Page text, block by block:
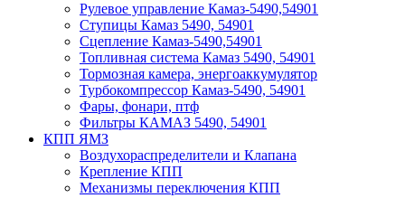
Рулевое управление Камаз-5490,54901
Ступицы Камаз 5490, 54901
Сцепление Камаз-5490,54901
Топливная система Камаз 5490, 54901
Тормозная камера, энергоаккумулятор
Турбокомпрессор Камаз-5490, 54901
Фары, фонари, птф
Фильтры КАМАЗ 5490, 54901
КПП ЯМЗ
Воздухораспределители и Клапана
Крепление КПП
Механизмы переключения КПП